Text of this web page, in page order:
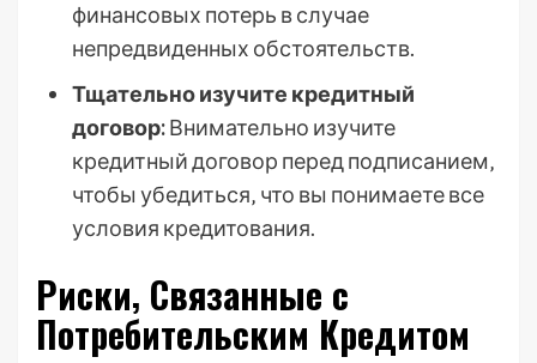
финансовых потерь в случае
непредвиденных обстоятельств.
Тщательно изучите кредитный
договор:Внимательно изучите
кредитный договор перед подписанием‚
чтобы убедиться‚ что вы понимаете все
условия кредитования.
Риски‚ Связанные с
Потребительским Кредитом